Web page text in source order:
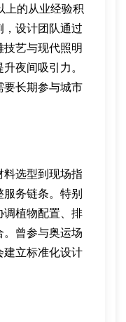
上的从业经验积
设计团队通过
艺与现代照明
夜间吸引力。
长期参与城市
料选型到现场指
务链条。特别
植物配置、排
曾参与奥运场
立标准化设计